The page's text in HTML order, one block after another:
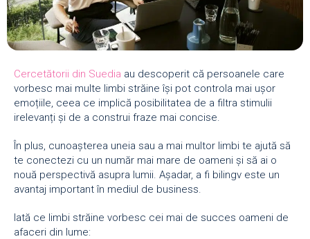
Cercetătorii din Suedia au descoperit că persoanele care
vorbesc mai multe limbi străine își pot controla mai ușor
emoțiile, ceea ce implică posibilitatea de a filtra stimulii
irelevanți și de a construi fraze mai concise.
În plus, cunoașterea uneia sau a mai multor limbi te ajută să
te conectezi cu un număr mai mare de oameni și să ai o
nouă perspectivă asupra lumii. Așadar, a fi bilingv este un
avantaj important în mediul de business.
Iată ce limbi străine vorbesc cei mai de succes oameni de
afaceri din lume: